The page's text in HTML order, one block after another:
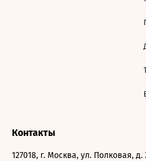
Контакты
127018, г. Москва, ул. Полковая, д.